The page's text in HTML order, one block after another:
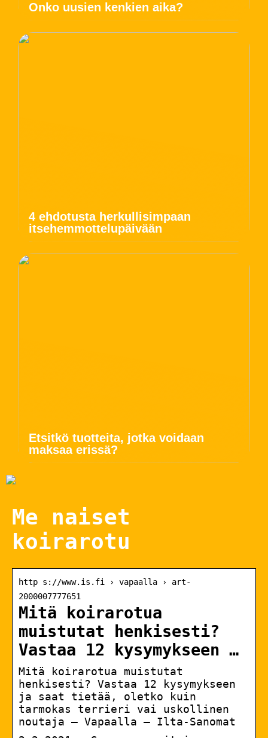
Onko uusien kenkien aika?
4 ehdotusta herkullisimpaan
itsehemmottelupäivään
Etsitkö tuotteita, jotka voidaan
maksaa erissä?
Me naiset
koirarotu
http s://www.is.fi › vapaalla › art-
2000007777651
Mitä koirarotua
muistutat henkisesti?
Vastaa 12 kysymykseen …
Mitä koirarotua muistutat
henkisesti? Vastaa 12 kysymykseen
ja saat tietää, oletko kuin
tarmokas terrieri vai uskollinen
noutaja – Vapaalla – Ilta-Sanomat